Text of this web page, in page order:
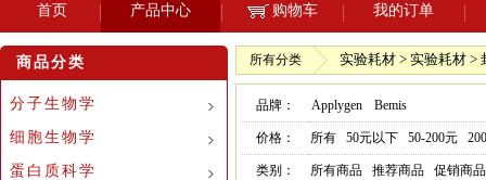
首页 产品中心 购物车 我的订单
商品分类
分子生物学
细胞生物学
蛋白质科学
所有分类 实验耗材 > 实验耗材 >
品牌： Applygen Bemis
价格： 所有 50元以下 50-200元
类别： 所有商品 推荐商品 促销商品